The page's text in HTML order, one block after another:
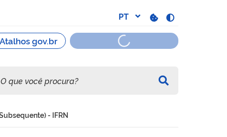
- IFRN